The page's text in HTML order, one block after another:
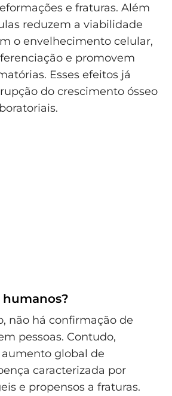
e fraturas. Além
reduzem a viabilidade
o envelhecimento celular,
e promovem
Esses efeitos já
do crescimento ósseo
humanos?
não há confirmação de
pessoas. Contudo,
global de
caracterizada por
e propensos a fraturas.